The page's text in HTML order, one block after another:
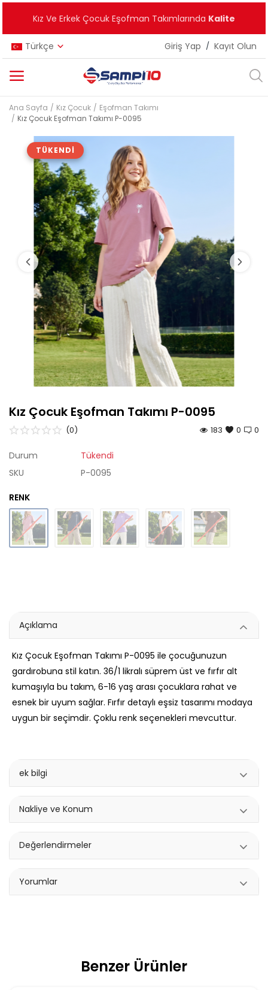
Kız Ve Erkek Çocuk Eşofman Takımlarında Kalite
Türkçe Giriş Yap / Kayıt Olun
Kategoriler
Ana Menü
Kız Çocuk
Erkek Çocuk
Unisex
Yeni Ürünler
Çok Satanlar
Tüm Ürünler
Ana Sayfa Kız Çocuk
Eşofman Takımı
Kız Çocuk Eşofman Takımı P-0095
TÜKENDI
Kız Çocuk Eşofman Takımı P-0095
0
(0) 0
183
Durum
Tükendi
SKU
P-0095
RENK
Açıklama
Kız Çocuk Eşofman Takımı P-0095 ile çocuğunuzun
gardırobuna stil katın. 36/1 likralı süprem üst ve fırfır alt
kumaşıyla bu takım, 6-16 yaş arası çocuklara rahat ve
esnek bir uyum sağlar. Fırfır detaylı eşsiz tasarımı modaya
uygun bir seçimdir. Çoklu renk seçenekleri mevcuttur.
ek bilgi
Nakliye ve Konum
Değerlendirmeler
Yorumlar
Benzer Ürünler